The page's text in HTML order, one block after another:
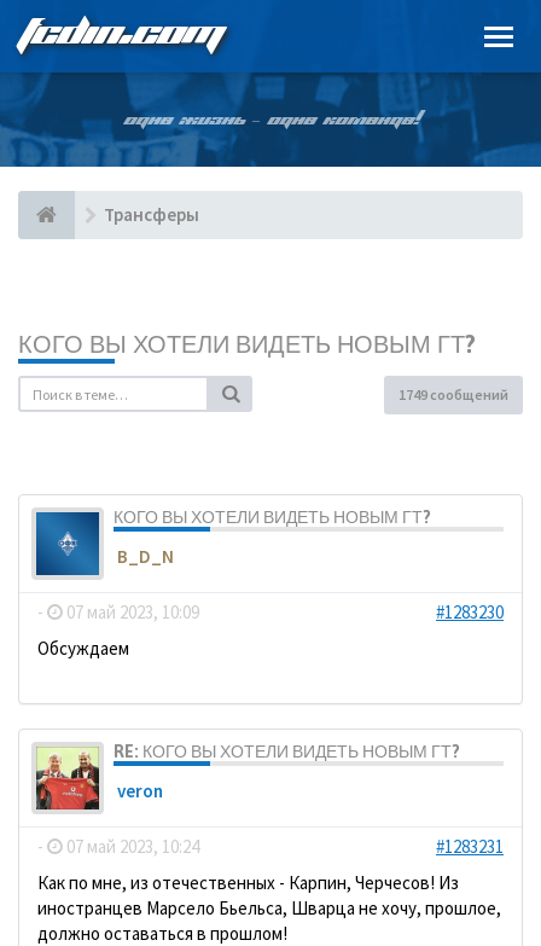
FCDIN.COM
ОДНА ЖИЗНЬ – ОДНА КОМАНДА!
Трансферы
КОГО ВЫ ХОТЕЛИ ВИДЕТЬ НОВЫМ ГТ?
1749 сообщений
КОГО ВЫ ХОТЕЛИ ВИДЕТЬ НОВЫМ ГТ?
B_D_N
- 07 май 2023, 10:09
#1283230
Обсуждаем
RE: КОГО ВЫ ХОТЕЛИ ВИДЕТЬ НОВЫМ ГТ?
veron
- 07 май 2023, 10:24
#1283231
Как по мне, из отечественных - Карпин, Черчесов! Из
иностранцев Марсело Бьельса, Шварца не хочу, прошлое,
должно оставаться в прошлом!